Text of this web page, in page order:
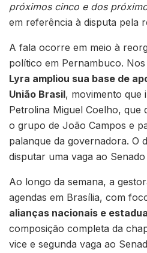
próximos cinco e dos
em referência à disputa pela
A fala ocorre em meio à
político em Pernambuco. Nos
Lyra ampliou sua base de
União Brasil, movimento que
Petrolina Miguel Coelho, que
o grupo de João Campos e
palanque da governadora. O
disputar uma vaga ao
Ao longo da semana, a
agendas em Brasília, com
alianças nacionais e
composição completa da
vice e segunda vaga ao